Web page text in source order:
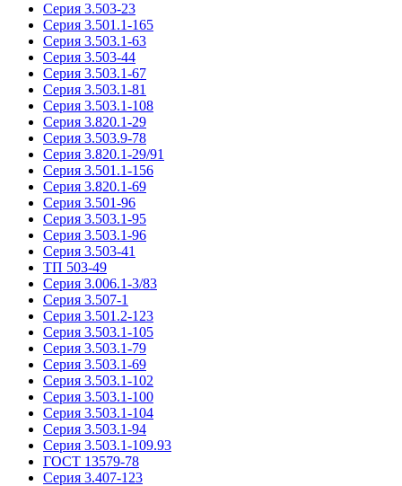
Серия 3.503-23
Серия 3.501.1-165
Серия 3.503.1-63
Серия 3.503-44
Серия 3.503.1-67
Серия 3.503.1-81
Серия 3.503.1-108
Серия 3.820.1-29
Серия 3.503.9-78
Серия 3.820.1-29/91
Серия 3.501.1-156
Серия 3.820.1-69
Серия 3.501-96
Серия 3.503.1-95
Серия 3.503.1-96
Серия 3.503-41
ТП 503-49
Серия 3.006.1-3/83
Серия 3.507-1
Серия 3.501.2-123
Серия 3.503.1-105
Серия 3.503.1-79
Серия 3.503.1-69
Серия 3.503.1-102
Серия 3.503.1-100
Серия 3.503.1-104
Серия 3.503.1-94
Серия 3.503.1-109.93
ГОСТ 13579-78
Серия 3.407-123